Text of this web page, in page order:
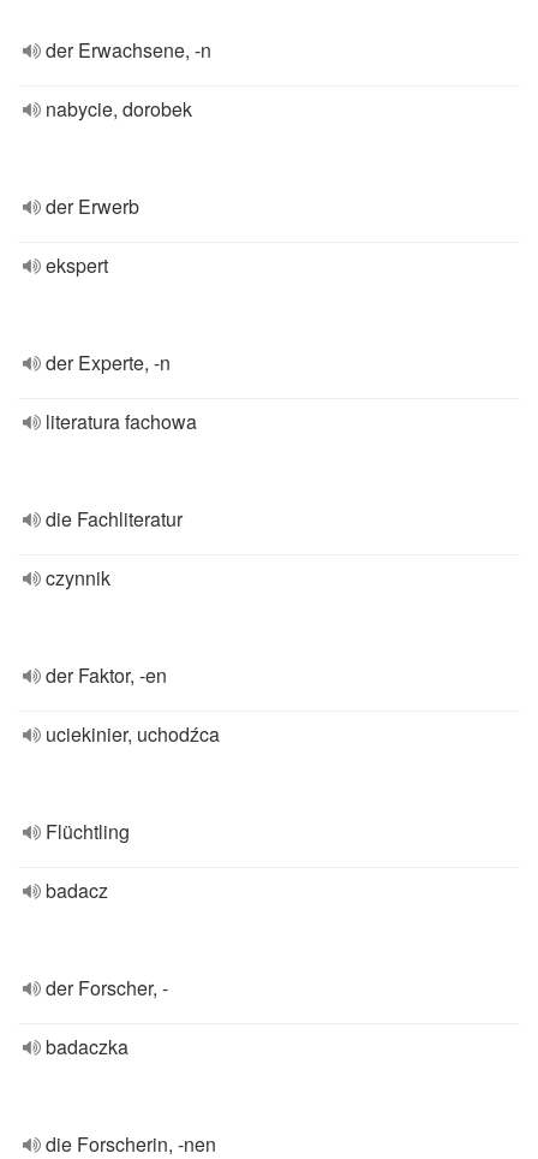
der Erwachsene, -n
nabycie, dorobek
der Erwerb
ekspert
der Experte, -n
literatura fachowa
die Fachliteratur
czynnik
der Faktor, -en
uciekinier, uchodźca
Flüchtling
badacz
der Forscher, -
badaczka
die Forscherin, -nen